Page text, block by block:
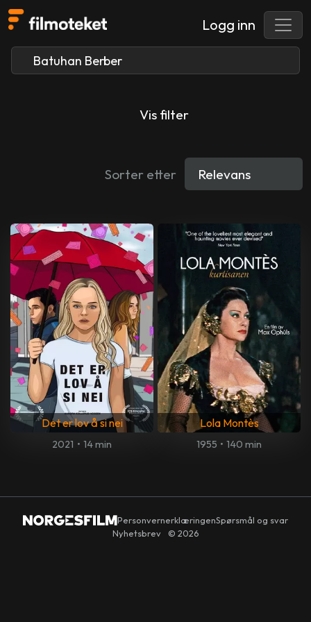
Logg inn
Vis filter
Sorter etter
Det er lov å si nei
2021 • 14 min
Lola Montès
1955 • 140 min
PersonvernerklæringenSpørsmål og svar
Nyhetsbrev
© 2026